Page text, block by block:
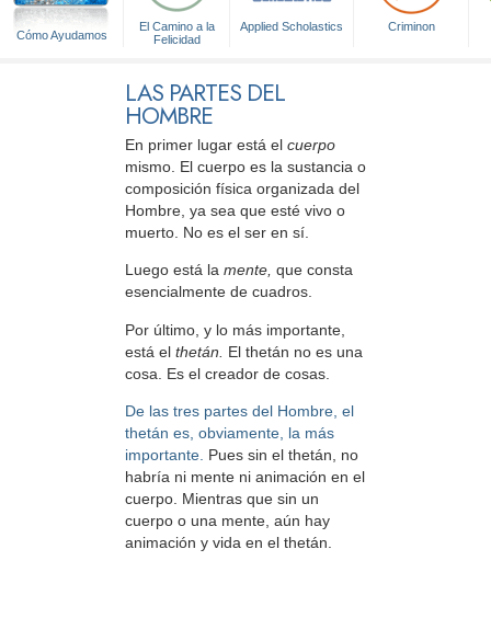
Cómo Ayudamos
El Camino a la
Felicidad
Applied Scholastics Criminon
LAS PARTES DEL
HOMBRE
En primer lugar está el cuerpo
mismo. El cuerpo es la sustancia o
composición física organizada del
Hombre, ya sea que esté vivo o
muerto. No es el ser en sí.
Luego está la mente, que consta
esencialmente de cuadros.
Por último, y lo más importante,
está el thetán. El thetán no es una
cosa. Es el creador de cosas.
De las tres partes del Hombre, el
thetán es, obviamente, la más
importante. Pues sin el thetán, no
habría ni mente ni animación en el
cuerpo. Mientras que sin un
cuerpo o una mente, aún hay
animación y vida en el thetán.